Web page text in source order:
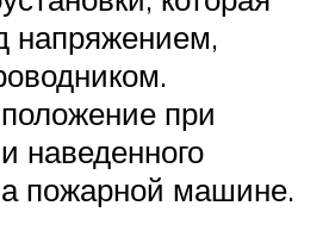
напряжением,
при
наведенного
пожарной машине.